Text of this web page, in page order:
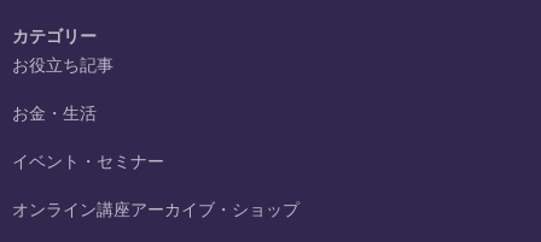
カテゴリー
お役立ち記事
お金・生活
イベント・セミナー
オンライン講座アーカイブ・ショップ